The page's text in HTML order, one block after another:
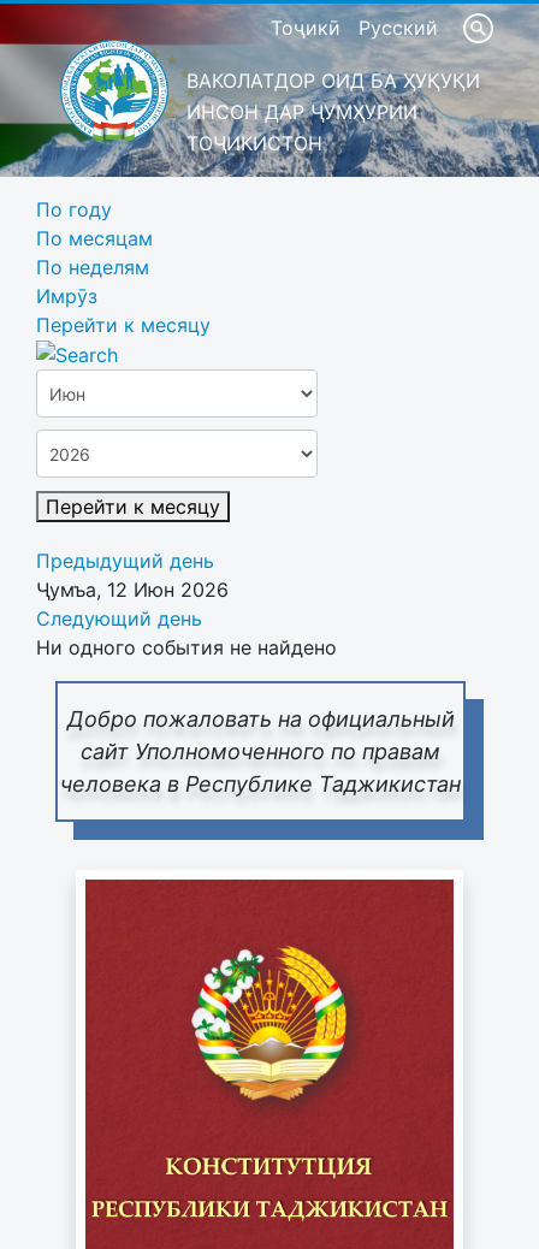
Тоҷикӣ Русский
ВАКОЛАТДОР ОИД БА ҲУҚУҚИ
ИНСОН ДАР ҶУМҲУРИИ
ТОҶИКИСТОН
Добро пожаловать на официальный
сайт Уполномоченного по правам
человека в Республике Таджикистан
По году
По месяцам
По неделям
Имрӯз
Перейти к месяцу
Перейти к месяцу
Предыдущий день
Ҷумъа, 12 Июн 2026
Следующий день
Ни одного события не найдено